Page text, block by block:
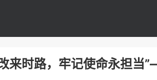
改来时路，牢记使命永担